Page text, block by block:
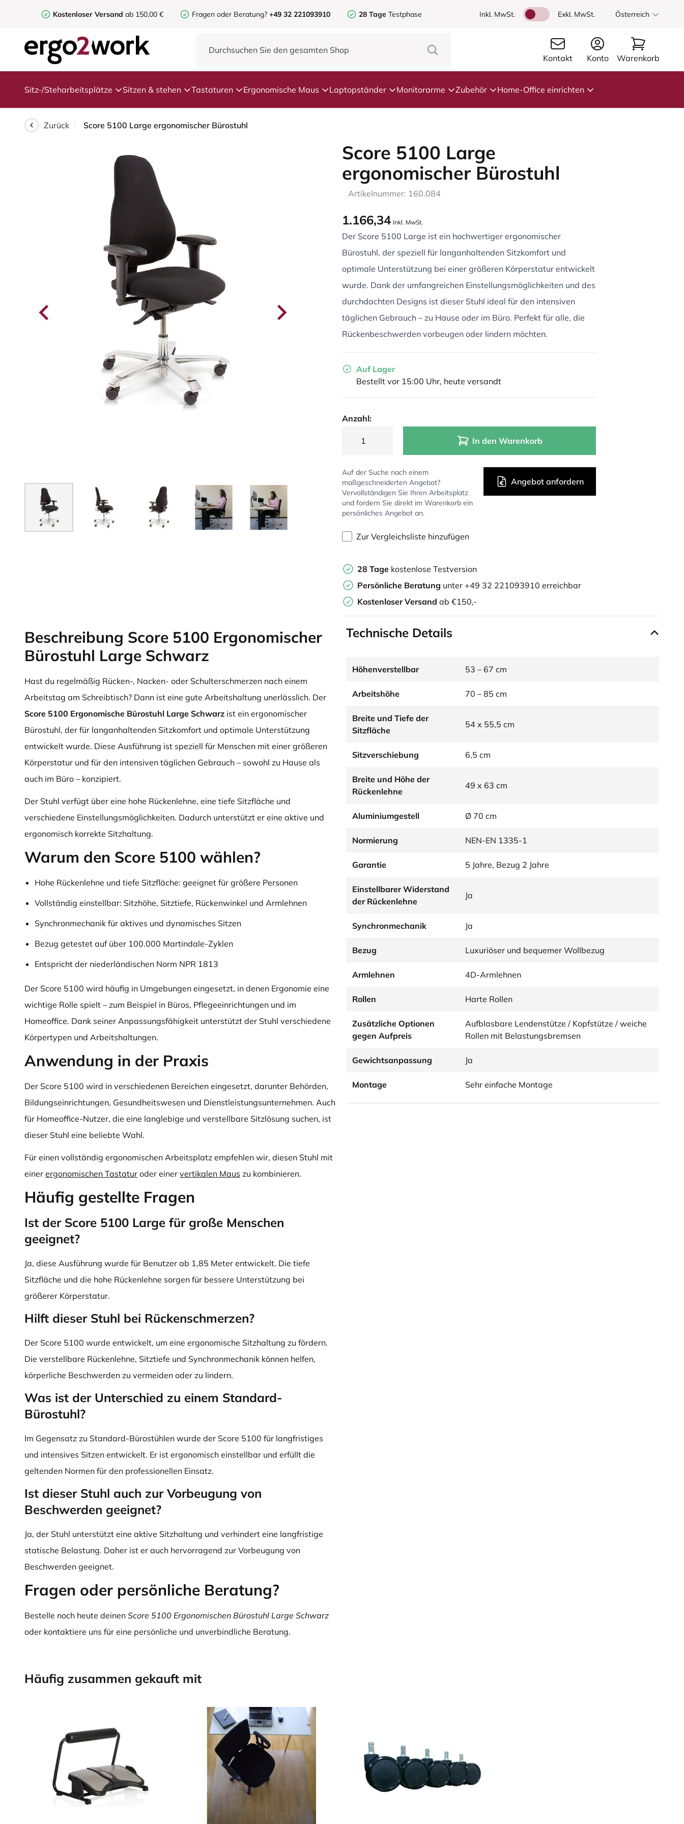
Kostenloser Versand ab 150,00 € Fragen oder Beratung? +49 32 221093910 28 Tage Testphase Inkl. MwSt. Exkl. MwSt. Österreich
Kontakt Konto Warenkorb
Sitz-/Steharbeitsplätze Sitzen & stehen Tastaturen Ergonomische Maus Laptopständer Monitorarme Zubehör Home-Office einrichten
Zurück Score 5100 Large ergonomischer Bürostuhl
Score 5100 Large
ergonomischer Bürostuhl
Artikelnummer: 160.084
1.166,34 Inkl. MwSt.
Der Score 5100 Large ist ein hochwertiger ergonomischer
Bürostuhl, der speziell für langanhaltenden Sitzkomfort und
optimale Unterstützung bei einer größeren Körperstatur entwickelt
wurde. Dank der umfangreichen Einstellungsmöglichkeiten und des
durchdachten Designs ist dieser Stuhl ideal für den intensiven
täglichen Gebrauch – zu Hause oder im Büro. Perfekt für alle, die
Rückenbeschwerden vorbeugen oder lindern möchten.
Auf Lager
Bestellt vor 15:00 Uhr, heute versandt
Anzahl:
In den Warenkorb
Auf der Suche nach einem
maßgeschneiderten Angebot?
Vervollständigen Sie Ihren Arbeitsplatz
und fordern Sie direkt im Warenkorb ein
persönliches Angebot an.
Angebot anfordern
Zur Vergleichsliste hinzufügen
28 Tage kostenlose Testversion
Persönliche Beratung unter +49 32 221093910 erreichbar
Kostenloser Versand ab €150,-
Beschreibung Score 5100 Ergonomischer
Bürostuhl Large Schwarz
Hast du regelmäßig Rücken-, Nacken- oder Schulterschmerzen nach einem
Arbeitstag am Schreibtisch? Dann ist eine gute Arbeitshaltung unerlässlich. Der
Score 5100 Ergonomische Bürostuhl Large Schwarz ist ein ergonomischer
Bürostuhl, der für langanhaltenden Sitzkomfort und optimale Unterstützung
entwickelt wurde. Diese Ausführung ist speziell für Menschen mit einer größeren
Körperstatur und für den intensiven täglichen Gebrauch – sowohl zu Hause als
auch im Büro – konzipiert.
Der Stuhl verfügt über eine hohe Rückenlehne, eine tiefe Sitzfläche und
verschiedene Einstellungsmöglichkeiten. Dadurch unterstützt er eine aktive und
ergonomisch korrekte Sitzhaltung.
Warum den Score 5100 wählen?
Hohe Rückenlehne und tiefe Sitzfläche: geeignet für größere Personen
Vollständig einstellbar: Sitzhöhe, Sitztiefe, Rückenwinkel und Armlehnen
Synchronmechanik für aktives und dynamisches Sitzen
Bezug getestet auf über 100.000 Martindale-Zyklen
Entspricht der niederländischen Norm NPR 1813
Der Score 5100 wird häufig in Umgebungen eingesetzt, in denen Ergonomie eine
wichtige Rolle spielt – zum Beispiel in Büros, Pflegeeinrichtungen und im
Homeoffice. Dank seiner Anpassungsfähigkeit unterstützt der Stuhl verschiedene
Körpertypen und Arbeitshaltungen.
Anwendung in der Praxis
Der Score 5100 wird in verschiedenen Bereichen eingesetzt, darunter Behörden,
Bildungseinrichtungen, Gesundheitswesen und Dienstleistungsunternehmen. Auch
für Homeoffice-Nutzer, die eine langlebige und verstellbare Sitzlösung suchen, ist
dieser Stuhl eine beliebte Wahl.
Für einen vollständig ergonomischen Arbeitsplatz empfehlen wir, diesen Stuhl mit
einer ergonomischen Tastatur oder einer vertikalen Maus zu kombinieren.
Häufig gestellte Fragen
Ist der Score 5100 Large für große Menschen
geeignet?
Ja, diese Ausführung wurde für Benutzer ab 1,85 Meter entwickelt. Die tiefe
Sitzfläche und die hohe Rückenlehne sorgen für bessere Unterstützung bei
größerer Körperstatur.
Hilft dieser Stuhl bei Rückenschmerzen?
Der Score 5100 wurde entwickelt, um eine ergonomische Sitzhaltung zu fördern.
Die verstellbare Rückenlehne, Sitztiefe und Synchronmechanik können helfen,
körperliche Beschwerden zu vermeiden oder zu lindern.
Was ist der Unterschied zu einem Standard-
Bürostuhl?
Im Gegensatz zu Standard-Bürostühlen wurde der Score 5100 für langfristiges
und intensives Sitzen entwickelt. Er ist ergonomisch einstellbar und erfüllt die
geltenden Normen für den professionellen Einsatz.
Ist dieser Stuhl auch zur Vorbeugung von
Beschwerden geeignet?
Ja, der Stuhl unterstützt eine aktive Sitzhaltung und verhindert eine langfristige
statische Belastung. Daher ist er auch hervorragend zur Vorbeugung von
Beschwerden geeignet.
Fragen oder persönliche Beratung?
Bestelle noch heute deinen Score 5100 Ergonomischen Bürostuhl Large Schwarz
oder kontaktiere uns für eine persönliche und unverbindliche Beratung.
Technische Details
Höhenverstellbar 53 – 67 cm
Arbeitshöhe 70 – 85 cm
Breite und Tiefe der
Sitzfläche
54 x 55,5 cm
Sitzverschiebung 6,5 cm
Breite und Höhe der
Rückenlehne
49 x 63 cm
Aluminiumgestell Ø 70 cm
Normierung NEN-EN 1335-1
Garantie 5 Jahre, Bezug 2 Jahre
Einstellbarer Widerstand
der Rückenlehne
Ja
Synchronmechanik Ja
Bezug Luxuriöser und bequemer Wollbezug
Armlehnen 4D-Armlehnen
Rollen Harte Rollen
Zusätzliche Optionen
gegen Aufpreis
Aufblasbare Lendenstütze / Kopfstütze / weiche
Rollen mit Belastungsbremsen
Gewichtsanpassung Ja
Montage Sehr einfache Montage
Häufig zusammen gekauft mit